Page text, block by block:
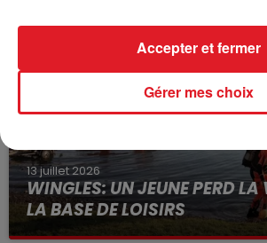
à des prostituées
13 juillet 2026
WINGLES: UN JEUNE PERD LA
LA BASE DE LOISIRS
La victime a coulé à pic
Gérer mes choix
Accepter et fermer